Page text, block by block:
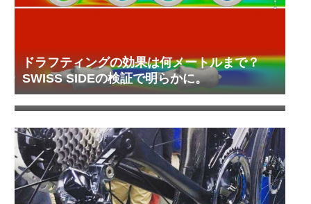
ドラフティングの効果は何メートルまで？
SWISS SIDEの検証で明らかに。
冬って進みにくい気がするわ〜 → 実際に空
気抵抗が増えている